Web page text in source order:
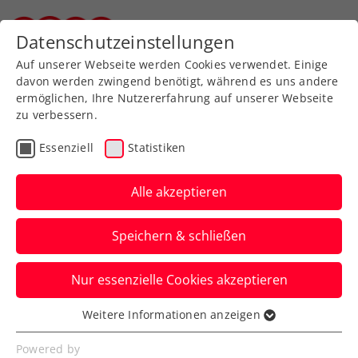
Zurück zur Newsübersicht
Davis Cup
Tickets für Davis Cup
Österreich – Finnland ab
sofort erhältlich
So kommt ihr an eure gewünschten
Karten zum Länderkampf im Multiversum
Schwechat.
Verfasst von: Manuel Wachta, 10.12.2024
Datenschutzeinstellungen
Auf unserer Webseite werden Cookies verwendet. Einige
davon werden zwingend benötigt, während es uns andere
ermöglichen, Ihre Nutzererfahrung auf unserer Webseite
zu verbessern.
Essenziell Statistiken
Alle akzeptieren
Speichern & schließen
Nur essenzielle Cookies akzeptieren
Essenziell
Essenzielle Cookies werden für grundlegende
Weitere Informationen anzeigen
Powered by